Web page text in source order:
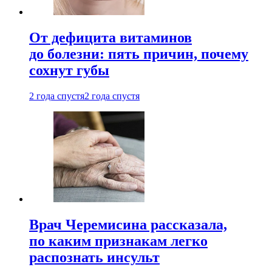
От дефицита витаминов
до болезни: пять причин, почему
сохнут губы
2 года спустя2 года спустя
Врач Черемисина рассказала,
по каким признакам легко
распознать инсульт